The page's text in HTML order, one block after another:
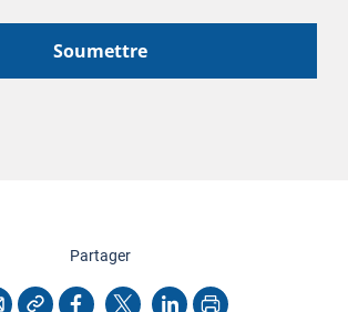
Soumettre
Partagercette page
Copier l'adresse
Facebook
X LinkedInImprimer